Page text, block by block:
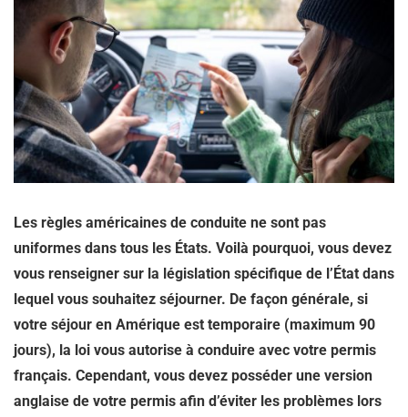
Les règles américaines de conduite ne sont pas
uniformes dans tous les États. Voilà pourquoi, vous devez
vous renseigner sur la législation spécifique de l’État dans
lequel vous souhaitez séjourner. De façon générale, si
votre séjour en Amérique est temporaire (maximum 90
jours), la loi vous autorise à conduire avec votre permis
français. Cependant, vous devez posséder une version
anglaise de votre permis afin d’éviter les problèmes lors